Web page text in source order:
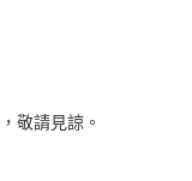
敬請見諒。